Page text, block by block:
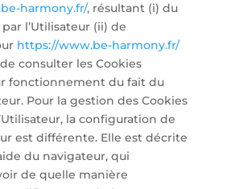
harmony.fr/, résultant (i) du
l’Utilisateur (ii) de
https://www.be-harmony.fr/
consulter les Cookies
fonctionnement du fait du
Pour la gestion des Cookies
la configuration de
est différente. Elle est décrite
du navigateur, qui
de quelle manière